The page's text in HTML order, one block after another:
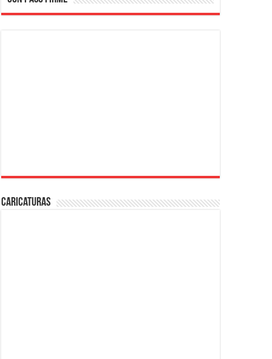
Caricaturas